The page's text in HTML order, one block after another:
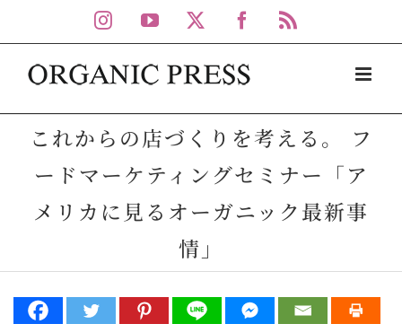
to
content
Instagram
YouTube Facebook
これからの店づくりを考える。 フ
ードマーケティングセミナー「ア
メリカに見るオーガニック最新事
情」